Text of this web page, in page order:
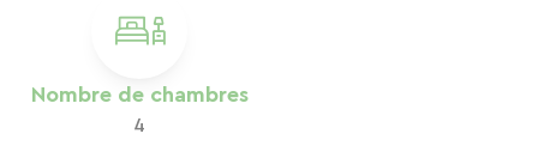
Nombre de chambres
4